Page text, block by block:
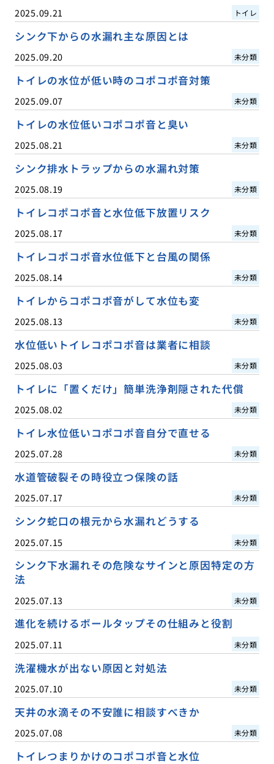
2025.09.21 トイレ
シンク下からの水漏れ主な原因とは
2025.09.20 未分類
トイレの水位が低い時のコポコポ音対策
2025.09.07 未分類
トイレの水位低いコポコポ音と臭い
2025.08.21 未分類
シンク排水トラップからの水漏れ対策
2025.08.19 未分類
トイレコポコポ音と水位低下放置リスク
2025.08.17 未分類
トイレコポコポ音水位低下と台風の関係
2025.08.14 未分類
トイレからコポコポ音がして水位も変
2025.08.13 未分類
水位低いトイレコポコポ音は業者に相談
2025.08.03 未分類
トイレに「置くだけ」簡単洗浄剤隠された代償
2025.08.02 未分類
トイレ水位低いコポコポ音自分で直せる
2025.07.28 未分類
水道管破裂その時役立つ保険の話
2025.07.17 未分類
シンク蛇口の根元から水漏れどうする
2025.07.15 未分類
シンク下水漏れその危険なサインと原因特定の方
法
2025.07.13 未分類
進化を続けるボールタップその仕組みと役割
2025.07.11 未分類
洗濯機水が出ない原因と対処法
2025.07.10 未分類
天井の水滴その不安誰に相談すべきか
2025.07.08 未分類
トイレつまりかけのコポコポ音と水位